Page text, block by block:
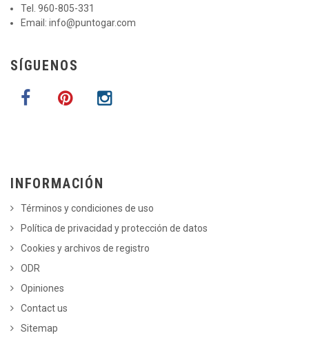
Tel. 960-805-331
Email: info@puntogar.com
SÍGUENOS
INFORMACIÓN
Términos y condiciones de uso
Política de privacidad y protección de datos
Cookies y archivos de registro
ODR
Opiniones
Contact us
Sitemap